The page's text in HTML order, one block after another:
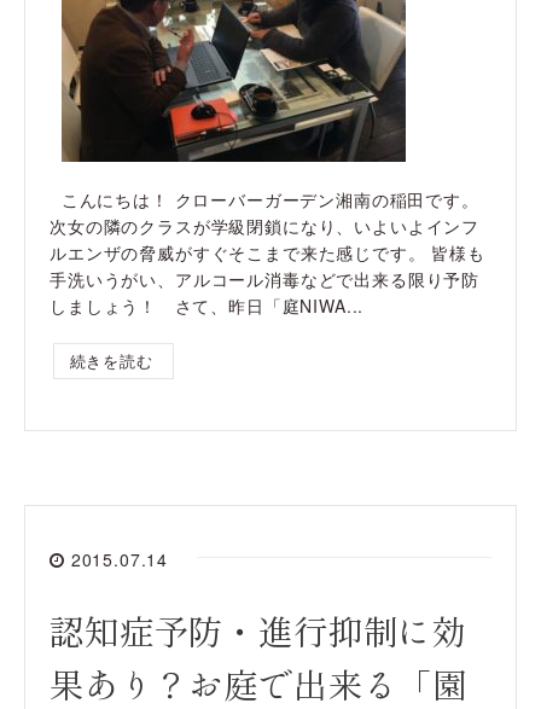
こんにちは！ クローバーガーデン湘南の稲田です。
次女の隣のクラスが学級閉鎖になり、いよいよインフ
ルエンザの脅威がすぐそこまで来た感じです。 皆様も
手洗いうがい、アルコール消毒などで出来る限り予防
しましょう！ さて、昨日「庭NIWA...
続きを読む
2015.07.14
認知症予防・進行抑制に効
果あり？お庭で出来る「園